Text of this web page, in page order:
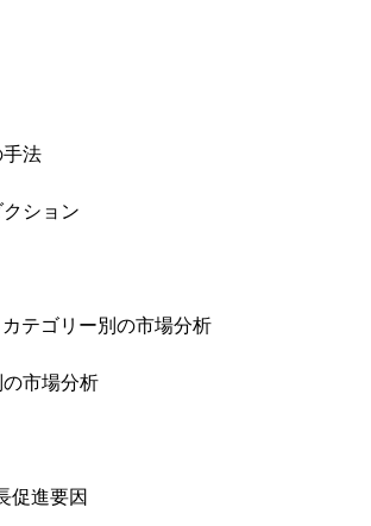
法
ション
テゴリー別の市場分析
市場分析
促進要因